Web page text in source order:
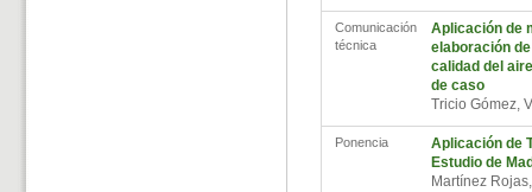
Comunicación
técnica
Aplicación de
elaboración
calidad del
de caso
Tricio Gómez,
Ponencia
Aplicación de
Estudio de
Martínez